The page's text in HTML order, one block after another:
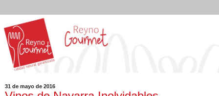
31 de mayo de 2016